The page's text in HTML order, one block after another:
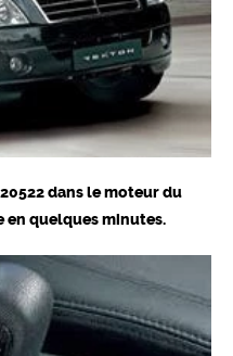
dans le moteur du
en quelques minutes.